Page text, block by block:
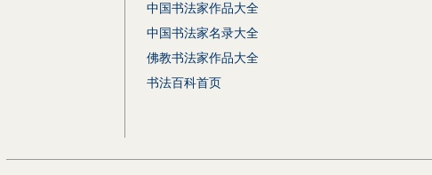
中国书法家作品大全
中国书法家名录大全
佛教书法家作品大全
书法百科首页